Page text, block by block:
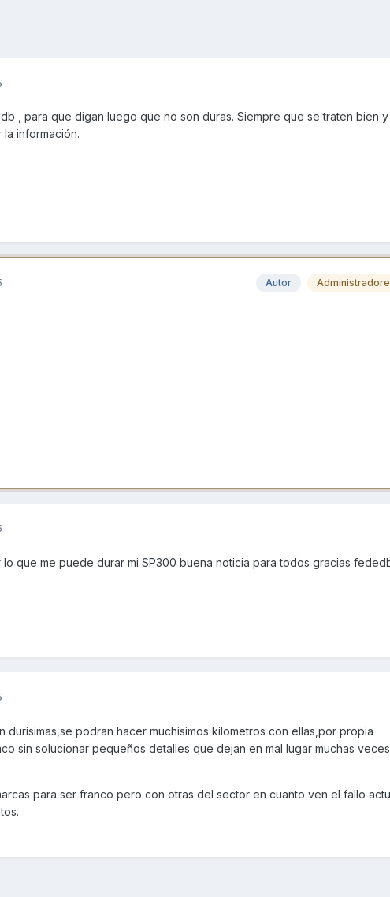
, para que digan luego que no son duras. Siempre que se traten bien y
información.
Autor
que me puede durar mi SP300 buena noticia para todos gracias
durisimas,se podran hacer muchisimos kilometros con ellas,por propia
sin solucionar pequeños detalles que dejan en mal lugar muchas
para ser franco pero con otras del sector en cuanto ven el fallo